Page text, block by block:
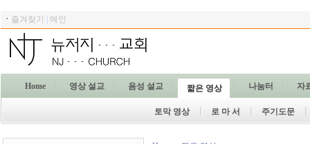
ㆍ 즐겨찾기 메인
Home 영상 설교 음성 설교 짧은 영상 나눔터 자
토막 영상 로 마 서 주기도문